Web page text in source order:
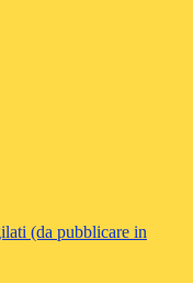
(da pubblicare in